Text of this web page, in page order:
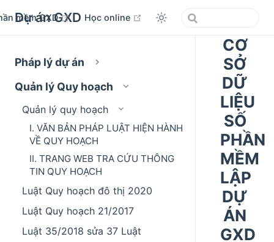
Dự án GXD
mềm GXD open in new window
Học online open in new window
Pháp lý dự án
Quản lý Quy hoạch
Quản lý quy hoạch
I. VĂN BẢN PHÁP LUẬT HIỆN HÀNH
VỀ QUY HOẠCH
II. TRANG WEB TRA CỨU THÔNG
TIN QUY HOẠCH
Luật Quy hoạch đô thị 2020
Luật Quy hoạch 21/2017
Luật 35/2018 sửa 37 Luật
CƠ
SỞ
DỮ
LIỆU
SỐ
PHẦN
MỀM
LẬP
DỰ
ÁN
GXD